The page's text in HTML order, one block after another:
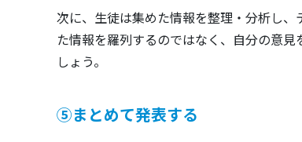
次に、生徒は集めた情報を整理・分析し
た情報を羅列するのではなく、自分の意
しょう。
⑤まとめて発表する